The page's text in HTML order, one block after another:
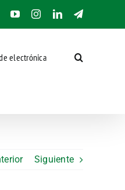
YouTubeInstagramLinkedInTelegram
electrónica
Siguiente